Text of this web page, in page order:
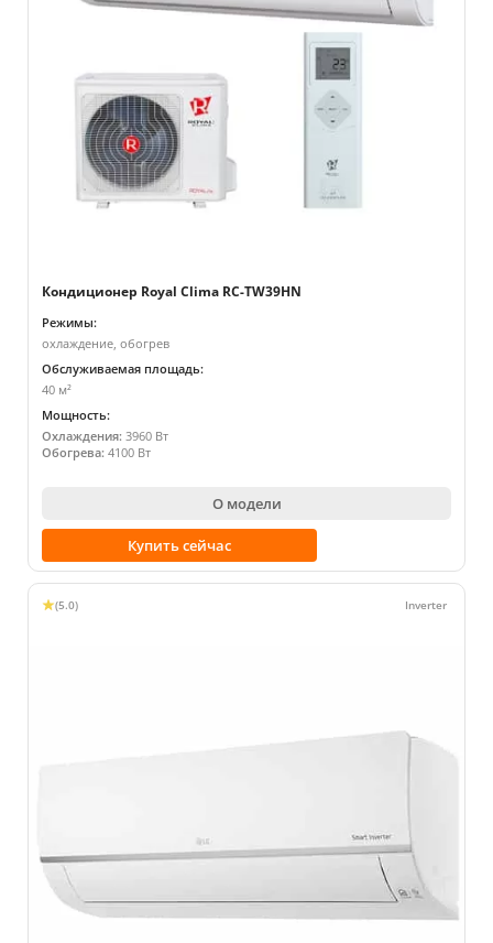
Кондиционер Royal Clima RC-TW39HN
Режимы:
охлаждение, обогрев
Обслуживаемая площадь:
40 м²
Мощность:
Охлаждения: 3960 Вт
Обогрева: 4100 Вт
О модели
Купить сейчас
(5.0)